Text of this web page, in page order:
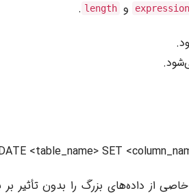
expression و length
.
<table_name> SET
از داده‌های بزرگ را بدون تأثیر بر